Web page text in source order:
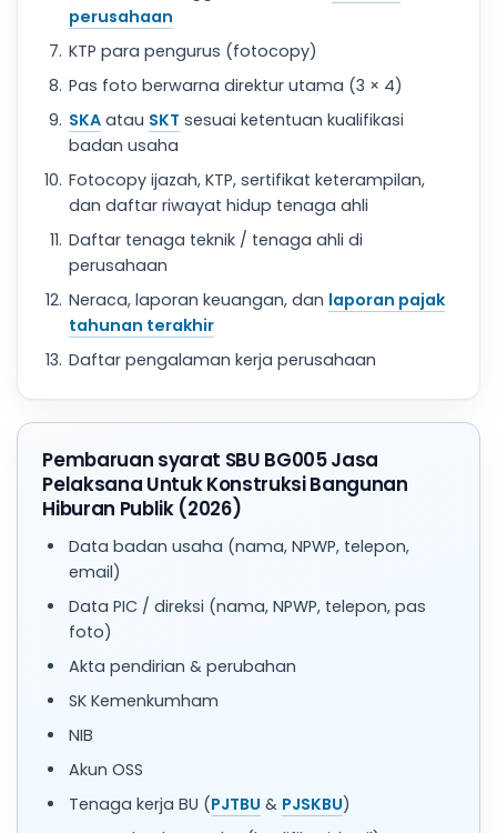
perusahaan
KTP para pengurus (fotocopy)
Pas foto berwarna direktur utama (3 × 4)
SKA atau SKT sesuai ketentuan kualifikasi
badan usaha
Fotocopy ijazah, KTP, sertifikat keterampilan,
dan daftar riwayat hidup tenaga ahli
Daftar tenaga teknik / tenaga ahli di
perusahaan
Neraca, laporan keuangan, dan laporan pajak
tahunan terakhir
Daftar pengalaman kerja perusahaan
Pembaruan syarat SBU BG005 Jasa
Pelaksana Untuk Konstruksi Bangunan
Hiburan Publik (2026)
Data badan usaha (nama, NPWP, telepon,
email)
Data PIC / direksi (nama, NPWP, telepon, pas
foto)
Akta pendirian & perubahan
SK Kemenkumham
NIB
Akun OSS
Tenaga kerja BU (PJTBU & PJSKBU)